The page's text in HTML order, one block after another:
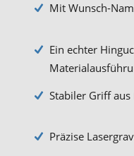
Mit Wunsch-
Ein echter
Stabiler Griff
Präzise